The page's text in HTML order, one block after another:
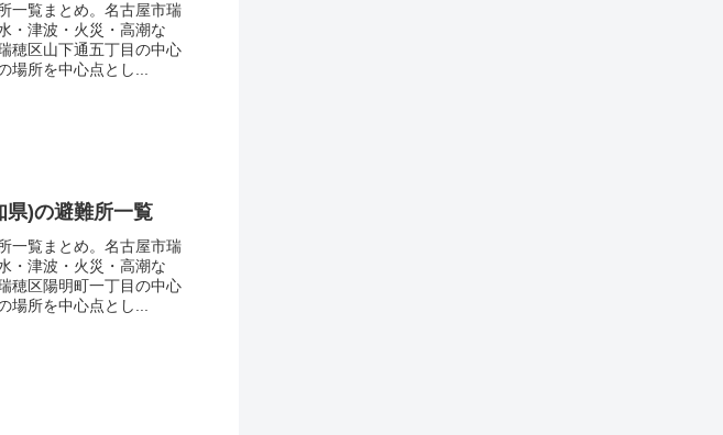
一覧まとめ。名古屋市瑞
・津波・火災・高潮な
穂区山下通五丁目の中心
場所を中心点とし...
県)の避難所一覧
一覧まとめ。名古屋市瑞
・津波・火災・高潮な
穂区陽明町一丁目の中心
場所を中心点とし...